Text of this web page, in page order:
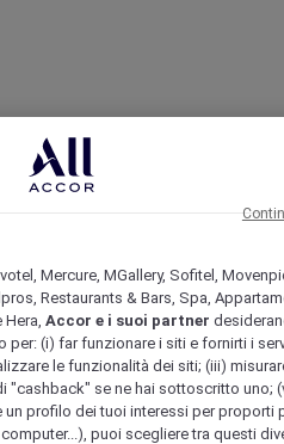
Mercure, MGallery, Sofitel,
Restaurants & Bars, Spa,
Hera, Accor e i suoi partner
(i) far funzionare i siti e fornirti i
le funzionalità dei siti; (iii)
"cashback" se ne hai sottoscritto uno;
profilo dei tuoi interessi per proporti
puoi scegliere tra questi